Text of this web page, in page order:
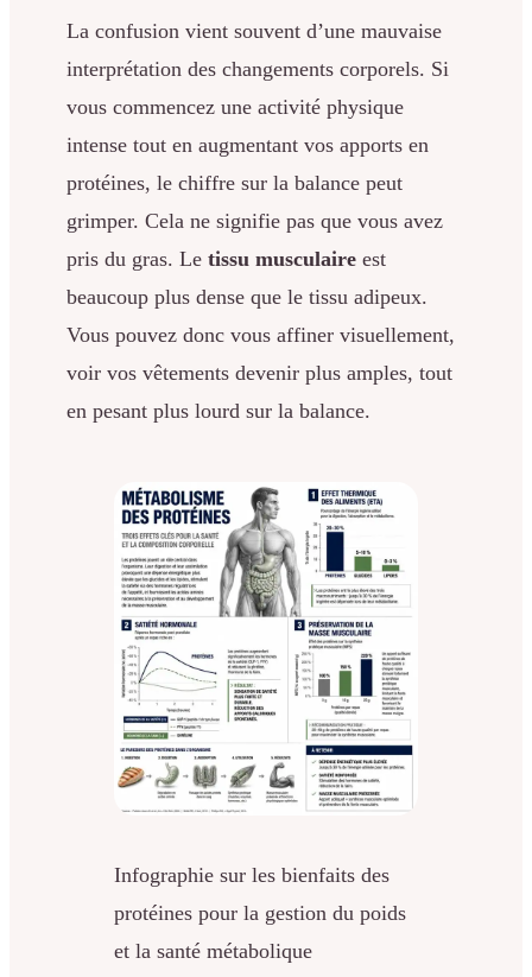
La confusion vient souvent d’une mauvaise
interprétation des changements corporels. Si
vous commencez une activité physique
intense tout en augmentant vos apports en
protéines, le chiffre sur la balance peut
grimper. Cela ne signifie pas que vous avez
pris du gras. Le tissu musculaire est
beaucoup plus dense que le tissu adipeux.
Vous pouvez donc vous affiner visuellement,
voir vos vêtements devenir plus amples, tout
en pesant plus lourd sur la balance.
Infographie sur les bienfaits des
protéines pour la gestion du poids
et la santé métabolique